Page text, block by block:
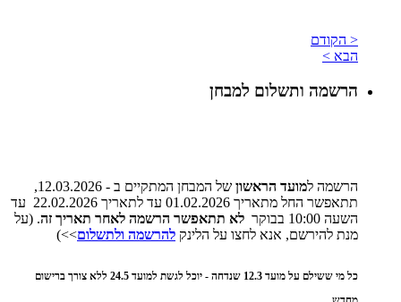
< הקודם
הבא >
הרשמה ותשלום למבחן
הרשמה למועד הראשון
של המבחן המתקיים ב - 12.03.2026,
תתאפשר החל מתאריך 01.02.2026 עד לתאריך 22.02.2026 עד
השעה 10:00 בבוקר
לא תתאפשר הרשמה לאחר תאריך זה. (על
מנת להירשם, אנא לחצו על הלינק להרשמה ולתשלום>>)
כל מי ששילם על מועד 12.3 שנדחה - יוכל לגשת למועד 24.5 ללא צורך ברישום